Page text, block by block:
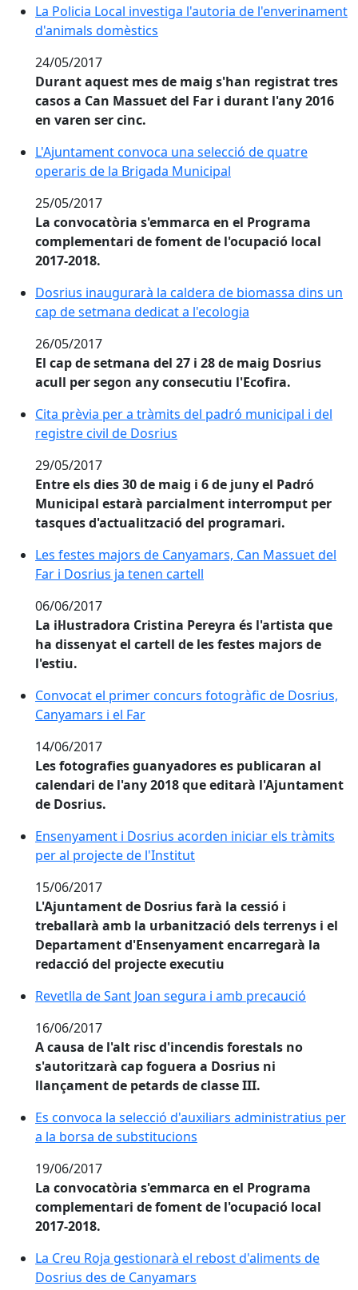
La Policia Local investiga l'autoria de l'enverinament
d'animals domèstics
24/05/2017
Durant aquest mes de maig s'han registrat tres
casos a Can Massuet del Far i durant l'any 2016
en varen ser cinc.
L'Ajuntament convoca una selecció de quatre
operaris de la Brigada Municipal
25/05/2017
La convocatòria s'emmarca en el Programa
complementari de foment de l'ocupació local
2017-2018.
Dosrius inaugurarà la caldera de biomassa dins un
Dosrius inaugurarà la caldera de biomassa dins un
cap de setmana dedicat a l'ecologia
26/05/2017
El cap de setmana del 27 i 28 de maig Dosrius
acull per segon any consecutiu l'Ecofira.
Cita prèvia per a tràmits del padró municipal i del
registre civil de Dosrius
29/05/2017
Entre els dies 30 de maig i 6 de juny el Padró
Municipal estarà parcialment interromput per
tasques d'actualització del programari.
Les festes majors de Canyamars, Can Massuet del
Les festes majors de Canyamars, Can Massuet del
Far i Dosrius ja tenen cartell
06/06/2017
La il·lustradora Cristina Pereyra és l'artista que
ha dissenyat el cartell de les festes majors de
l'estiu.
Convocat el primer concurs fotogràfic de Dosrius,
Convocat el primer concurs fotogràfic de Dosrius,
Canyamars i el Far
14/06/2017
Les fotografies guanyadores es publicaran al
calendari de l'any 2018 que editarà l'Ajuntament
de Dosrius.
Ensenyament i Dosrius acorden iniciar els tràmits
per al projecte de l'Institut
15/06/2017
L'Ajuntament de Dosrius farà la cessió i
treballarà amb la urbanització dels terrenys i el
Departament d'Ensenyament encarregarà la
redacció del projecte executiu
Revetlla de Sant Joan segura i amb precaució
Revetlla de Sant Joan segura i amb precaució
16/06/2017
A causa de l'alt risc d'incendis forestals no
s'autoritzarà cap foguera a Dosrius ni
llançament de petards de classe III.
Es convoca la selecció d'auxiliars administratius per
a la borsa de substitucions
19/06/2017
La convocatòria s'emmarca en el Programa
complementari de foment de l'ocupació local
2017-2018.
La Creu Roja gestionarà el rebost d'aliments de
La Creu Roja gestionarà el rebost d'aliments de
Dosrius des de Canyamars